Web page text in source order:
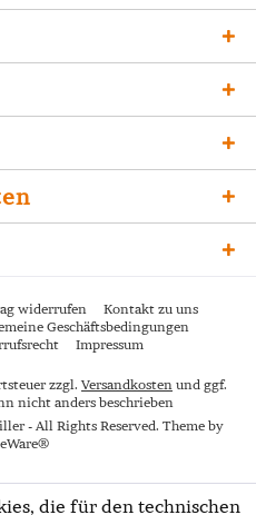
widerrufen
Kontakt zu uns
Geschäftsbedingungen
Impressum
zzgl. Versandkosten und ggf.
nicht anders beschrieben
- All Rights Reserved. Theme by
die für den technischen